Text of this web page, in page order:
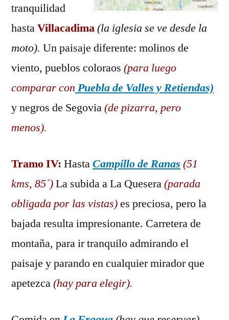
tranquilidad
hastaVillacadima(la iglesia se ve desde la
moto). Un paisaje diferente: molinos de
viento, pueblos coloraos (para luego
comparar con Puebla de Valles y Retiendas)
y negros de Segovia(de pizarra, pero
menos).
Tramo IV: HastaCampillo de Ranas (51
kms, 85´)La subida a La Quesera(parada
obligada por las vistas)es preciosa, pero la
bajada resulta impresionante. Carretera de
montaña, para ir tranquilo admirando el
paisaje y parando en cualquier mirador que
apetezca(hay para elegir).